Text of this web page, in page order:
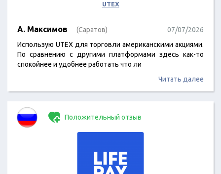
UTEX
А. Максимов (Саратов)
07/07/2026
Использую UTEX для торговли американскими акциями.
По сравнению с другими платформами здесь как-то
спокойнее и удобнее работать что ли
Читать далее
Положительный отзыв